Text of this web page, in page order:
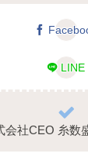
LINE
会社CEO 糸数